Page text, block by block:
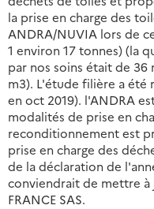
la prise en charge des
ANDRA/NUVIA lors de
1 environ 17 tonnes) (la
par nos soins était de
m3). L'étude filière a été
en oct 2019). l'ANDRA
modalités de prise en
reconditionnement est
prise en charge des
de la déclaration de
conviendrait de mettre à
FRANCE SAS.